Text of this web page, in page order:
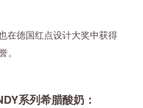
在德国红点设计大奖中获得
。
系列希腊酸奶：